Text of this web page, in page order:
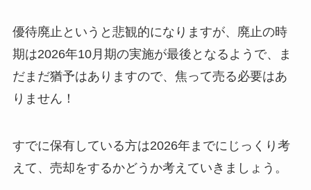
優待廃止というと悲観的になりますが、廃止の時
期は2026年10月期の実施が最後となるようで、ま
だまだ猶予はありますので、焦って売る必要はあ
りません！
すでに保有している方は2026年までにじっくり考
えて、売却をするかどうか考えていきましょう。